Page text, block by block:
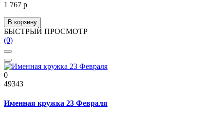
1 767 р
В корзину
БЫСТРЫЙ ПРОСМОТР
(0)
0
49343
Именная кружка 23 Февраля